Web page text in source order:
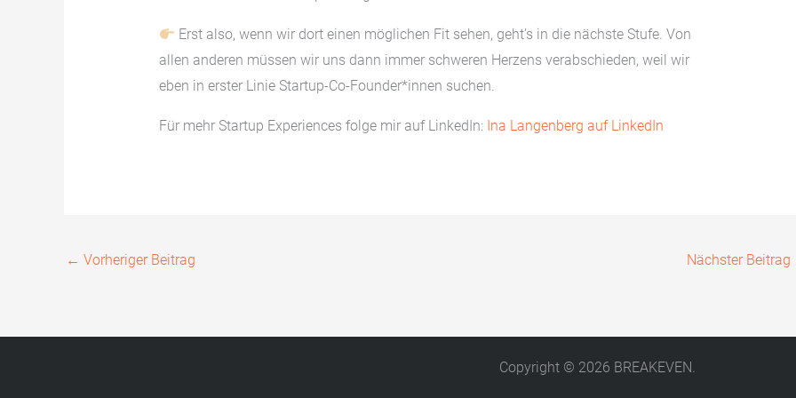
Erst also, wenn wir dort einen möglichen Fit sehen, geht’s in die nächste Stufe. Von
allen anderen müssen wir uns dann immer schweren Herzens verabschieden, weil wir
eben in erster Linie Startup-Co-Founder*innen suchen.
Für mehr Startup Experiences folge mir auf LinkedIn: Ina Langenberg auf LinkedIn
← Vorheriger Beitrag Nächster Beitrag
Copyright © 2026 BREAKEVEN.